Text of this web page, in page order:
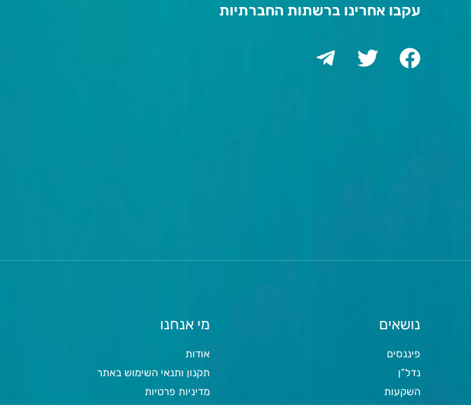
עקבו אחרינו ברשתות החברתיות
נושאים
פיננסים
נדל”ן
השקעות
מי אנחנו
אודות
תקנון ותנאי השימוש באתר
מדיניות פרטיות